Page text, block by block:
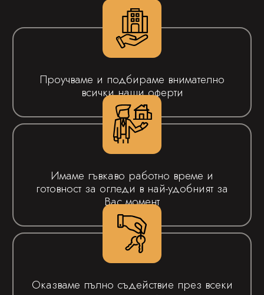
Проучваме и подбираме внимателно
всички наши оферти
Имаме гъвкаво работно време и
готовност за огледи в най-удобният за
Вас момент
Оказваме пълно съдействие през всеки